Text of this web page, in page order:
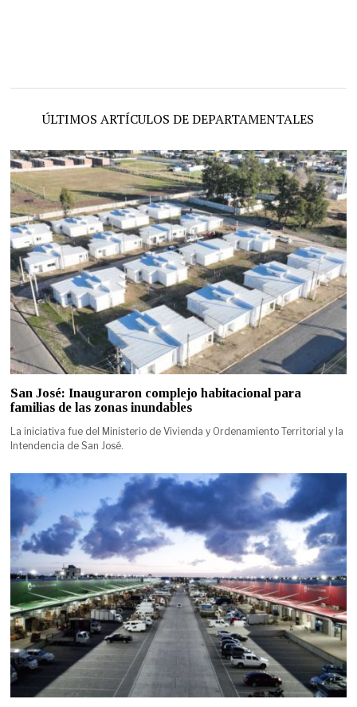
ÚLTIMOS ARTÍCULOS DE DEPARTAMENTALES
San José: Inauguraron complejo habitacional para
familias de las zonas inundables
La iniciativa fue del Ministerio de Vivienda y Ordenamiento Territorial y la
Intendencia de San José.